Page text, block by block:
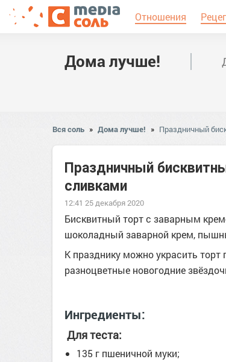
Отношения
Дома лучше!
Вся соль » Дома лучше! » Праздничный
Праздничный
сливками
12:41 25 декабря 2020
Бисквитный торт с заварным
шоколадный заварной крем,
К празднику можно украсить
разноцветные новогодние
Ингредиенты:
Для теста:
135 г пшеничной муки;